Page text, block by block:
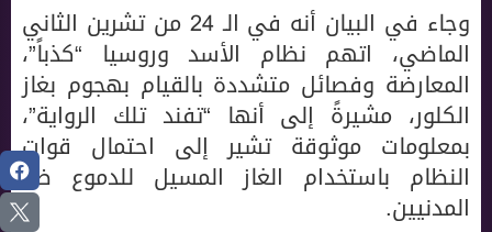
وجاء في البيان أنه في الـ 24 من تشرين الثاني
الماضي، اتهم نظام الأسد وروسيا “كذباً”،
المعارضة وفصائل متشددة بالقيام بهجوم بغاز
الكلور، مشيرةً إلى أنها “تفند تلك الرواية”،
بمعلومات موثوقة تشير إلى احتمال قوات
النظام باستخدام الغاز المسيل للدموع ضد
المدنيين.